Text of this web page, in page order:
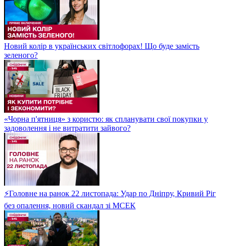
Новий колір в українських світлофорах! Що буде замість
зеленого?
«Чорна п'ятниця» з користю: як спланувати свої покупки у
задоволення і не витратити зайвого?
⚡Головне на ранок 22 листопада: Удар по Дніпру, Кривий Ріг
без опалення, новий скандал зі МСЕК